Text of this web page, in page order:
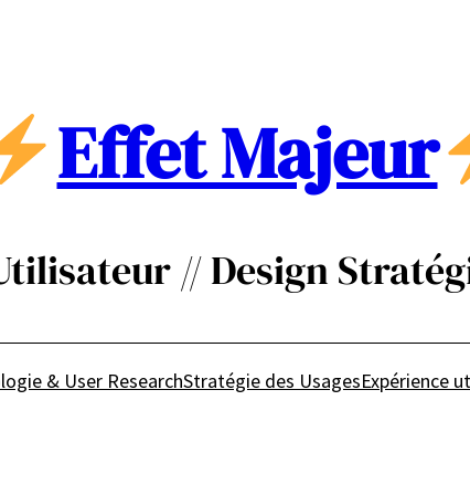
Effet Majeur
// Design
& User ResearchStratégie des UsagesExpérience